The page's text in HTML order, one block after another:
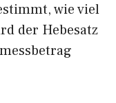
wie viel
der Hebesatz